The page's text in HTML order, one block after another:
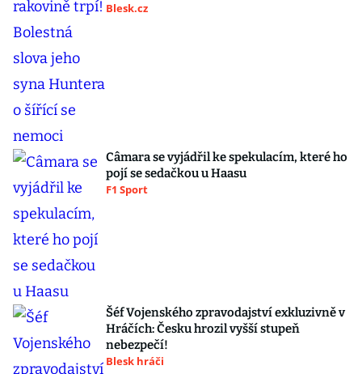
Blesk.cz
Câmara se vyjádřil ke spekulacím, které ho
pojí se sedačkou u Haasu
F1 Sport
Šéf Vojenského zpravodajství exkluzivně v
Hráčích: Česku hrozil vyšší stupeň
nebezpečí!
Blesk hráči